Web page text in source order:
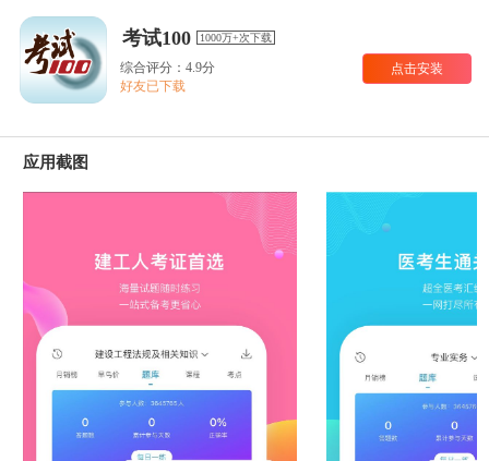
考试100 1000万+次下载
综合评分：4.9分
好友已下载
点击安装
应用截图